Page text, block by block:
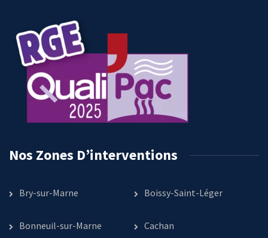
Nos Zones D’interventions
Bry-sur-Marne Boissy-Saint-Léger
Bonneuil-sur-Marne Cachan